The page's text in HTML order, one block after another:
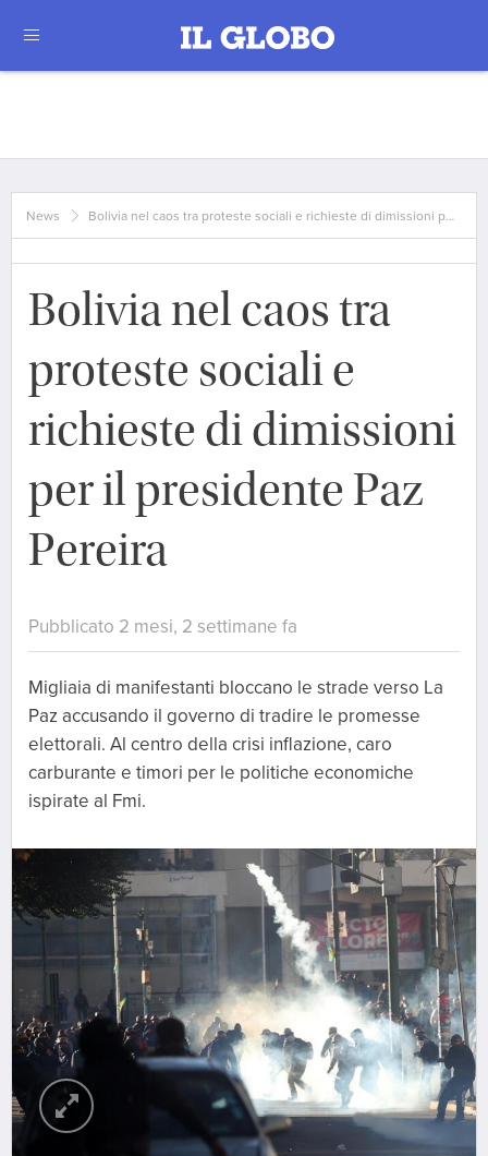
News Bolivia nel caos tra proteste sociali e richieste di dimissioni p…
Bolivia nel caos tra
proteste sociali e
richieste di dimissioni
per il presidente Paz
Pereira
Pubblicato 2 mesi, 2 settimane fa
Migliaia di manifestanti bloccano le strade verso La
Paz accusando il governo di tradire le promesse
elettorali. Al centro della crisi inflazione, caro
carburante e timori per le politiche economiche
ispirate al Fmi.